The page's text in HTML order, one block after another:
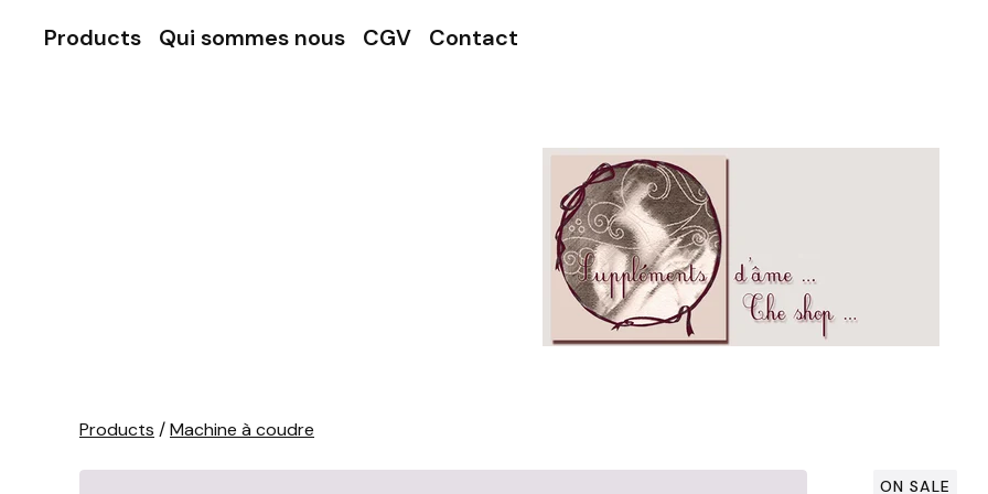
Products Qui sommes nous CGV Contact
Products /Machine à coudre
ON SALE